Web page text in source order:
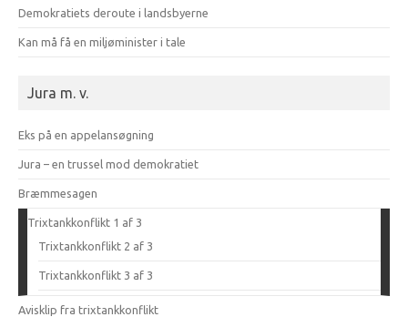
Demokratiets deroute i landsbyerne
Kan må få en miljøminister i tale
Jura m. v.
Eks på en appelansøgning
Jura – en trussel mod demokratiet
Bræmmesagen
Trixtankkonflikt 1 af 3
Trixtankkonflikt 2 af 3
Trixtankkonflikt 3 af 3
Avisklip fra trixtankkonflikt